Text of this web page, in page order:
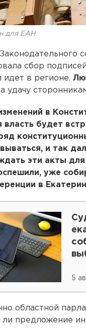
для ЕАН
сбор
идет в регионе.
удачу
в
власть будет
и так
эти акты
уже
в
5
областной
ли предложение